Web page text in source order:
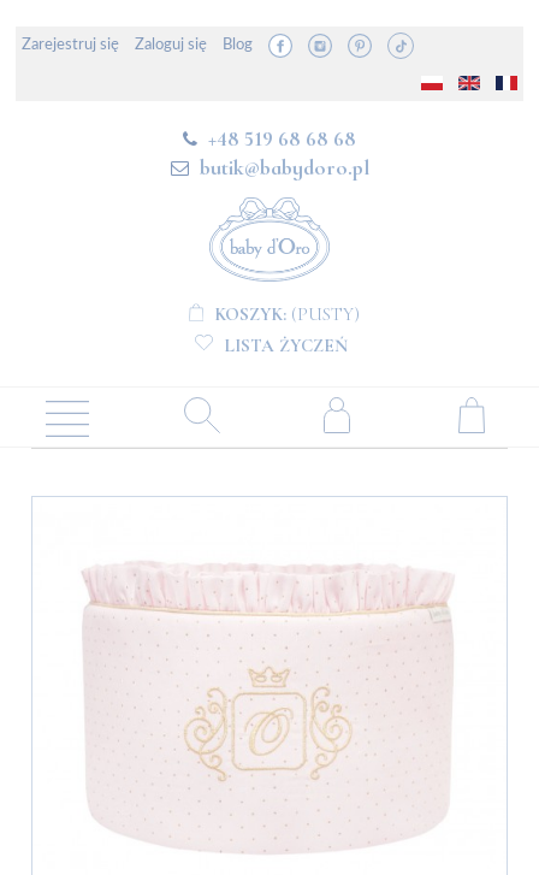
Zarejestruj się Zaloguj się Blog
+48 519 68 68 68
butik@babydoro.pl
KOSZYK: (PUSTY)
LISTA ŻYCZEŃ